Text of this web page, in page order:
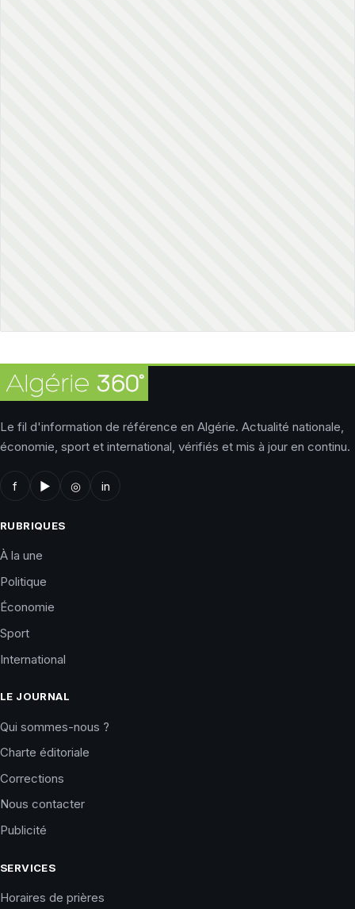
Le fil d'information de référence en Algérie. Actualité nationale,
économie, sport et international, vérifiés et mis à jour en continu.
f ▶ ◎ in
RUBRIQUES
À la une
Politique
Économie
Sport
International
LE JOURNAL
Qui sommes-nous ?
Charte éditoriale
Corrections
Nous contacter
Publicité
SERVICES
Horaires de prières